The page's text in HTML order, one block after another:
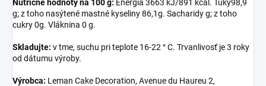
Nutričné hodnoty na 100 g: Energia 3663 kJ/891 kcal. Tuky98,9
g; z toho nasýtené mastné kyseliny 86,1g. Sacharidy g; z toho
cukry 0g. Vláknina 0 g.
Skladujte: v tme, suchu pri teplote 16-22 ° C. Trvanlivosť je 3 roky
od dátumu výroby.
Výrobca: Leman Cake Decoration, Avenue du Haureu 2,